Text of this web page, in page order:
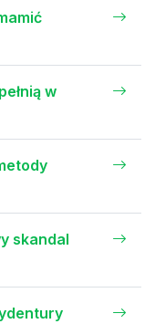
w
skandal